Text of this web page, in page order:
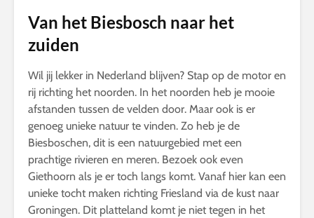
Van het Biesbosch naar het
zuiden
Wil jij lekker in Nederland blijven? Stap op de motor en
rij richting het noorden. In het noorden heb je mooie
afstanden tussen de velden door. Maar ook is er
genoeg unieke natuur te vinden. Zo heb je de
Biesboschen, dit is een natuurgebied met een
prachtige rivieren en meren. Bezoek ook even
Giethoorn als je er toch langs komt. Vanaf hier kan een
unieke tocht maken richting Friesland via de kust naar
Groningen. Dit platteland komt je niet tegen in het